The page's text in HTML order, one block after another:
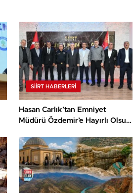
SIIRT HABERLERI
Hasan Carlık’tan Emniyet
Müdürü Özdemir’e Hayırlı Olsun